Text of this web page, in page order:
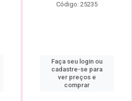
Código: 25235
Faça seu login ou
cadastre-se para
ver preços e
comprar